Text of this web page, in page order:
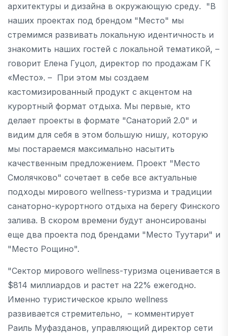
архитектуры и дизайна в окружающую среду. "В
наших проектах под брендом "Место" мы
стремимся развивать локальную идентичность и
знакомить наших гостей с локальной тематикой, –
говорит Елена Гуцол, директор по продажам ГК
«Место». – При этом мы создаем
кастомизированный продукт с акцентом на
курортный формат отдыха. Мы первые, кто
делает проекты в формате "Санаторий 2.0" и
видим для себя в этом большую нишу, которую
мы постараемся максимально насытить
качественным предложением. Проект "Место
Смолячково" сочетает в себе все актуальные
подходы мирового wellness-туризма и традиции
санаторно-курортного отдыха на берегу Финского
залива. В скором времени будут анонсированы
еще два проекта под брендами "Место Туутари" и
"Место Рощино".
"Сектор мирового wellness-туризма оценивается в
$814 миллиардов и растет на 22% ежегодно.
Именно туристическое крыло wellness
развивается стремительно, – комментирует
Раиль Муфазданов, управляющий директор сети